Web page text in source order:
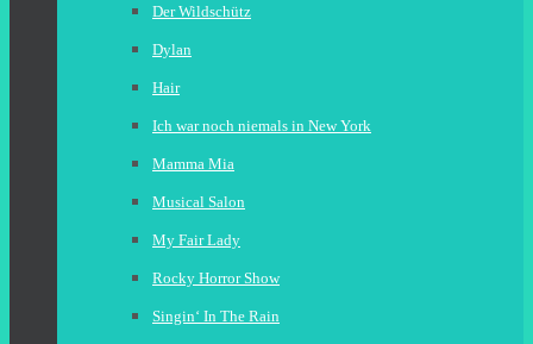
Der Wildschütz
Dylan
Hair
Ich war noch niemals in New York
Mamma Mia
Musical Salon
My Fair Lady
Rocky Horror Show
Singin‘ In The Rain